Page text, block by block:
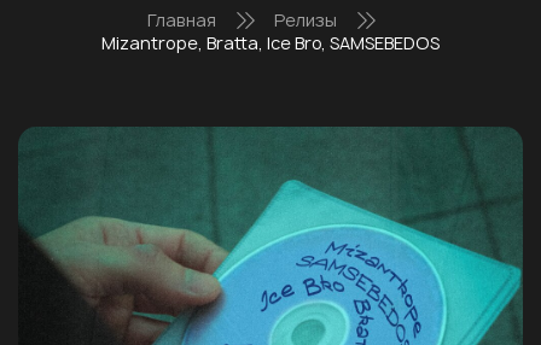
Главная
Релизы
Mizantrope, Bratta, Ice Bro, SAMSEBEDOS